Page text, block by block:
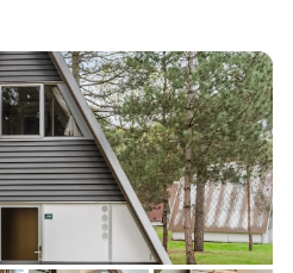
van Vernes tijdloze avonturen
Extra's Verscholen in een
1 km van het centrum van